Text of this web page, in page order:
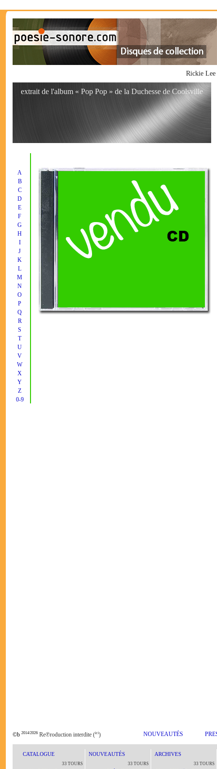
Rickie Lee
extrait de l'album « Pop Pop » de la Duchesse de Coolsville
A
B
C
D
E
F
G
H
I
J
K
L
M
N
O
P
Q
R
S
T
U
V
W
X
Y
Z
0-9
©b 2014/2026 Re℗roduction interdite (ici) NOUVEAUTÉS
CATALOGUE
33 TOURS
NOUVEAUTÉS
33 TOURS
ARCHIVES
33 TOURS